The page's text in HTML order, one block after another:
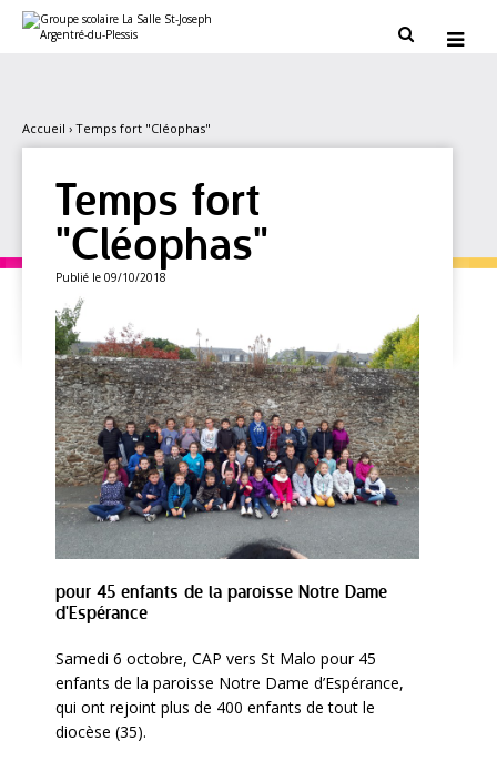
contenu.
personnels
 
Accueil › Temps fort "Cléophas"
Temps fort
"Cléophas"
Publié le 09/10/2018
pour 45 enfants de la paroisse Notre Dame
d'Espérance
Samedi 6 octobre, CAP vers St Malo pour 45
enfants de la paroisse Notre Dame d’Espérance,
qui ont rejoint plus de 400 enfants de tout le
diocèse (35).